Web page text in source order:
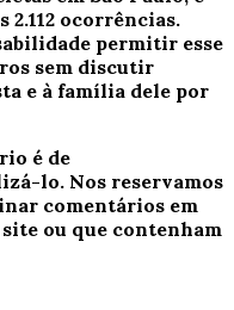
2.112 ocorrências.
permitir esse
sem discutir
e à família dele por
é de
lo. Nos reservamos
comentários em
ou que contenham